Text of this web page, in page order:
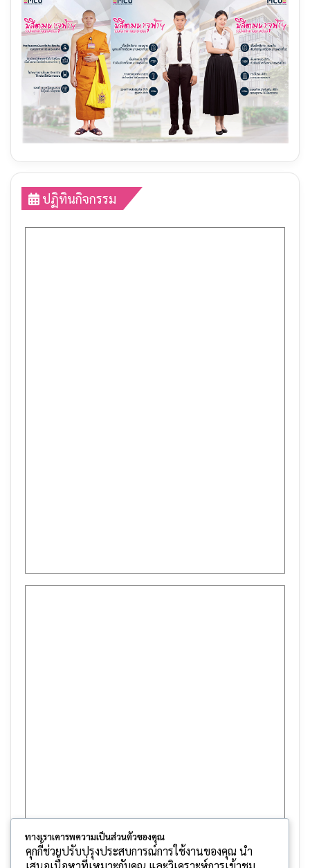
ปฏิทินกิจกรรม
ทางเราเคารพความเป็นส่วนตัวของคุณ
คุกกี้ช่วยปรับปรุงประสบการณ์การใช้งานของคุณ นำ